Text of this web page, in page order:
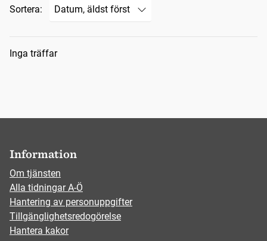
Sortera:
Sökresultat
Inga träffar
Information
Om tjänsten
Alla tidningar A-Ö
Hantering av personuppgifter
Tillgänglighetsredogörelse
Hantera kakor